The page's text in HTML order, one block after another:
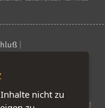
Namen und
nicht zu